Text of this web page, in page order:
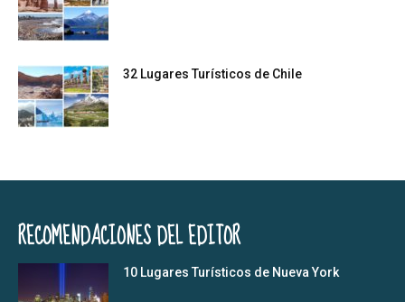
32 Lugares Turísticos de Chile
RECOMENDACIONES DEL EDITOR
10 Lugares Turísticos de Nueva York